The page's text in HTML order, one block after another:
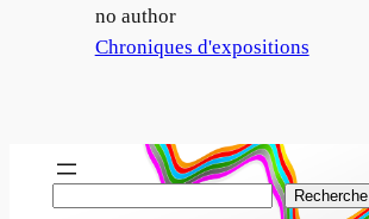
Auteur
no author
Par rapport à
Chroniques d'expositions
Recherche